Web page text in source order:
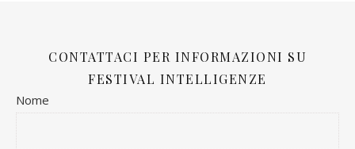
CONTATTACI PER INFORMAZIONI SU
FESTIVAL INTELLIGENZE
Nome